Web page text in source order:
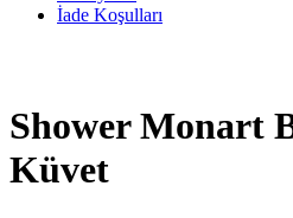
İade Koşulları
Shower Monart
Küvet